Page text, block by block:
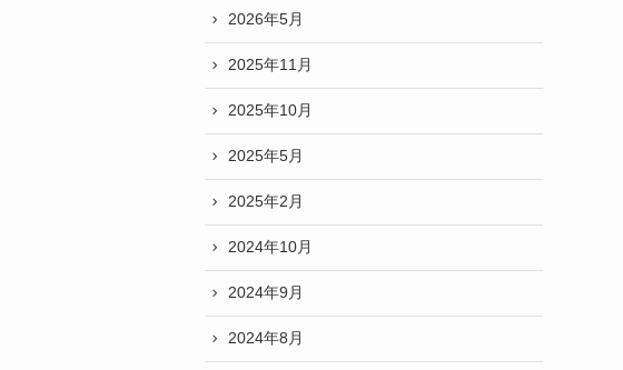
2026年5月
2025年11月
2025年10月
2025年5月
2025年2月
2024年10月
2024年9月
2024年8月